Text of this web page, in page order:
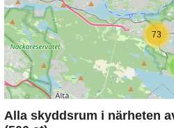
73
Alla skyddsrum i närheten